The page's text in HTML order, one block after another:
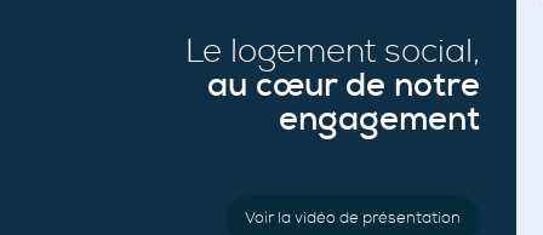
Le logement social,
au cœur de notre
engagement
Voir la vidéo de présentation